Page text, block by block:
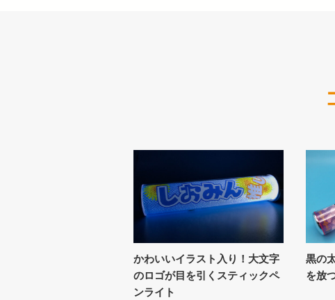
かわいいイラスト入り！大文字
のロゴが目を引くスティックペ
ンライト
黒の
を放